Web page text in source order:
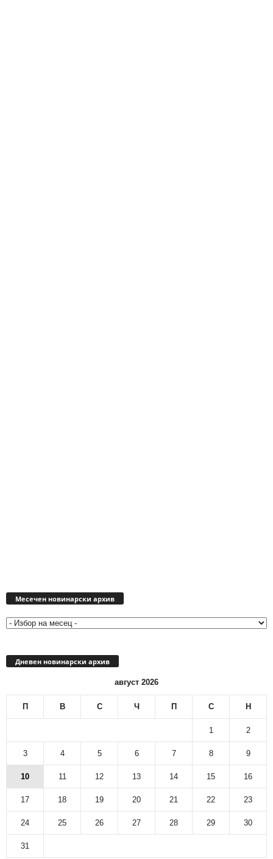
Месечен новинарски архив
Дневен новинарски архив
август 2026
П В С Ч П С Н
1 2
3 4 5 6 7 8 9
10 11 12 13 14 15 16
17 18 19 20 21 22 23
24 25 26 27 28 29 30
31